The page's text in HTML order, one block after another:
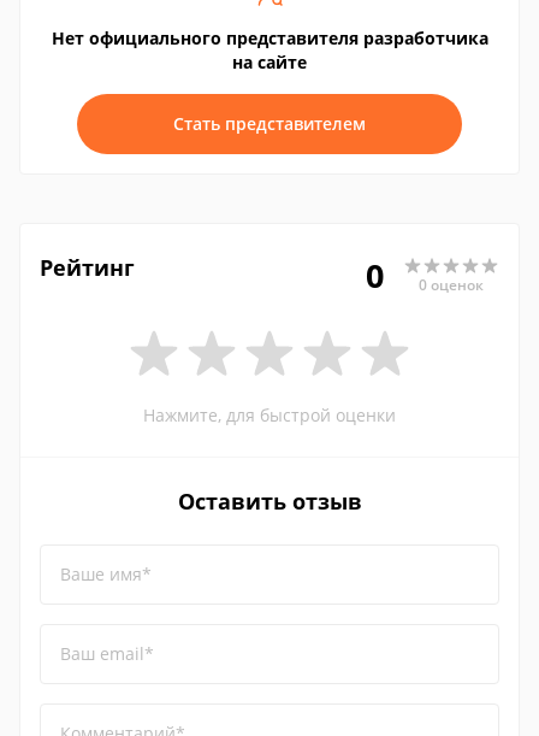
Нет официального представителя разработчика
на сайте
Стать представителем
Рейтинг 0 0 оценок
Нажмите, для быстрой оценки
Оставить отзыв
Ваше имя*
Ваш email*